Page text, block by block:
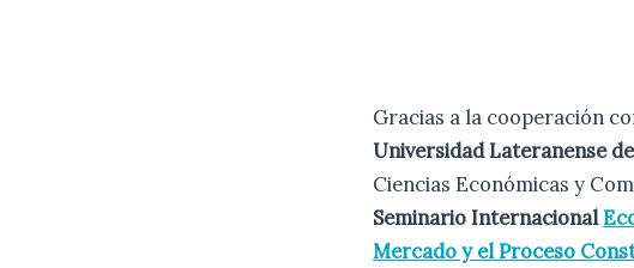
Gracias a la cooperación
Universidad Lateranense
Ciencias Económicas y
Seminario Internacional
Mercado y el Proceso